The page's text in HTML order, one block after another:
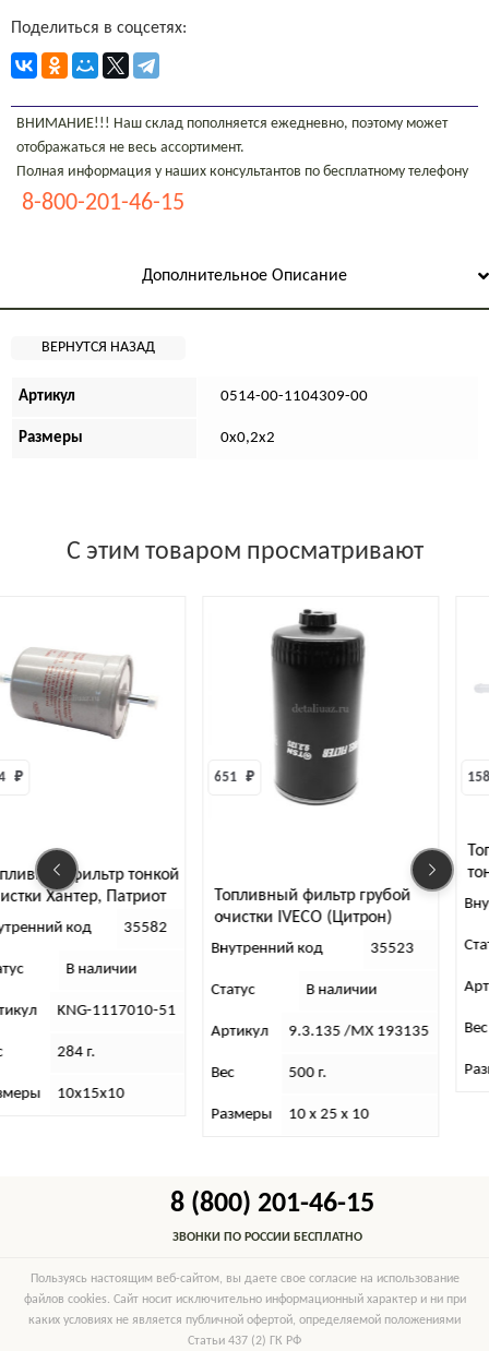
Поделиться в соцсетях:
ВНИМАНИЕ!!! Наш склад пополняется ежедневно, поэтому может
отображаться не весь ассортимент.
Полная информация у наших консультантов по бесплатному телефону
8-800-201-46-15
Дополнительное Описание
Артикул 0514-00-1104309-00
Размеры 0х0,2х2
С этим товаром просматривают
фильтр тонкой
Хантер, Патриот
хомут
₽
код 35582
В наличии
KNG-1117010-51
284 г.
10х15х10
Топливный фильтр грубой
очистки IVECO (Цитрон)
651 ₽
Внутренний код 35523
Статус В наличии
Артикул 9.3.135 /МХ 193135
Вес 500 г.
Размеры 10 х 25 х 10
Вес
8 (800) 201-46-15
ЗВОНКИ ПО РОССИИ БЕСПЛАТНО
Пользуясь настоящим веб-сайтом, вы даете свое согласие на использование
файлов cookies. Сайт носит исключительно информационный характер и ни при
каких условиях не является публичной офертой, определяемой положениями
Статьи 437 (2) ГК РФ